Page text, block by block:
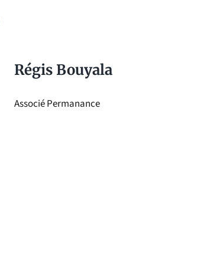
Régis Bouyala
Associé Permanance